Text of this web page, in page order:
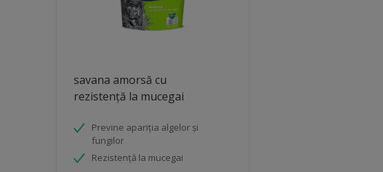
savana amorsă cu
rezistență la mucegai
Previne apariția algelor și
fungilor
Rezistență la mucegai